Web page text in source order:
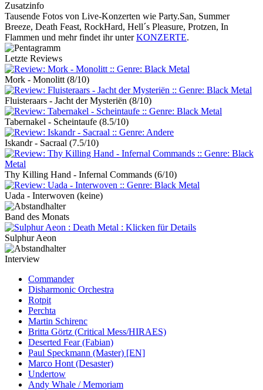
Zusatzinfo
Tausende Fotos von Live-Konzerten wie Party.San, Summer
Breeze, Death Feast, RockHard, Hell´s Pleasure, Protzen, In
Flammen und mehr findet ihr unterKONZERTE.
Letzte Reviews
Mork - Monolitt (8/10)
Fluisteraars - Jacht der Mysteriën (8/10)
Tabernakel - Scheintaufe (8.5/10)
Iskandr - Sacraal (7.5/10)
Thy Killing Hand - Infernal Commands (6/10)
Uada - Interwoven (keine)
Band des Monats
Sulphur Aeon
Interview
Commander
Disharmonic Orchestra
Rotpit
Perchta
Martin Schirenc
Britta Görtz (Critical Mess/HIRAES)
Deserted Fear (Fabian)
Paul Speckmann (Master) [EN]
Marco Hont (Desaster)
Undertow
Andy Whale / Memoriam